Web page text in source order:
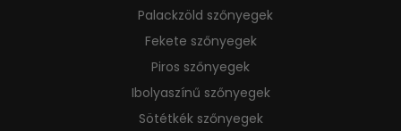
Palackzöld szőnyegek
Fekete szőnyegek
Piros szőnyegek
Ibolyaszínű szőnyegek
Sötétkék szőnyegek